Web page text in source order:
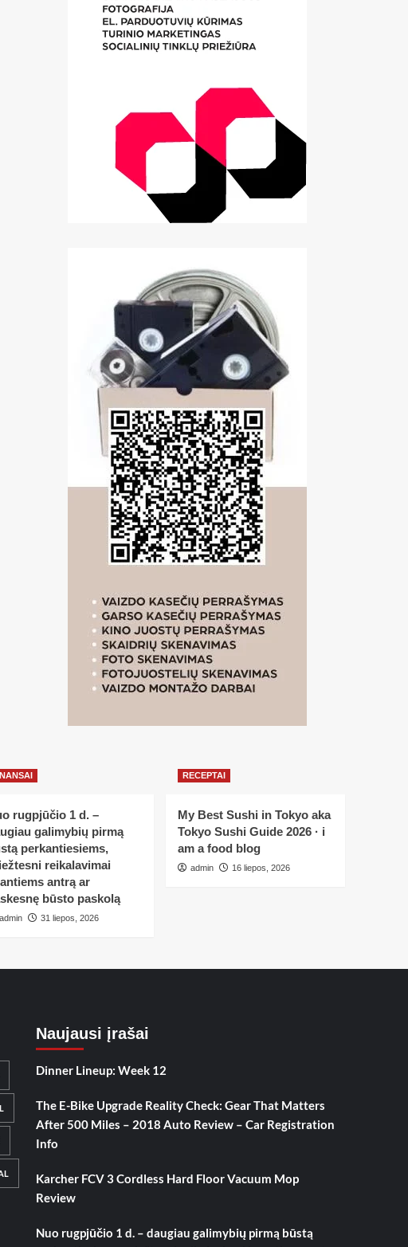
rugpjūčio 1 d. –
galimybių pirmą
perkantiesiems,
reikalavimai
antrą ar
būsto paskolą
admin 31 liepos, 2026
RECEPTAI
My Best Sushi in Tokyo aka
Tokyo Sushi Guide 2026 · i
am a food blog
admin 16 liepos, 2026
Naujausi įrašai
Dinner Lineup: Week 12
The E-Bike Upgrade Reality Check: Gear That Matters
After 500 Miles – 2018 Auto Review – Car Registration
Info
Karcher FCV 3 Cordless Hard Floor Vacuum Mop
Review
Nuo rugpjūčio 1 d. – daugiau galimybių pirmą būstą